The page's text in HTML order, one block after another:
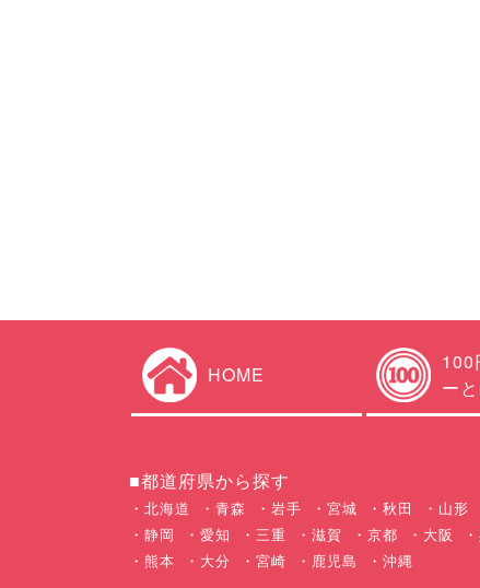
HOME
100
ー
■都道府県から探す
北海道 青森 岩手 宮城 秋田 山形
静岡
愛知 三重 滋賀 京都 大阪
熊本
大分 宮崎 鹿児島 沖縄